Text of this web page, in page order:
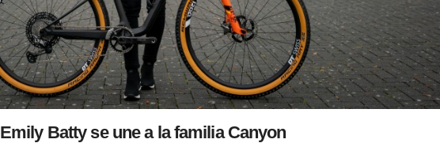
Emily Batty se une a la familia Canyon